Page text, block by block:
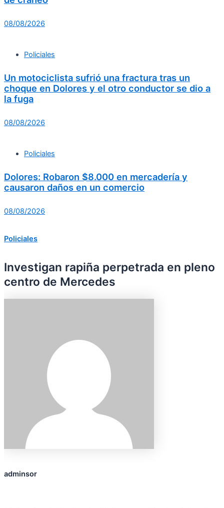
08/08/2026
Policiales
Un motociclista sufrió una fractura tras un
choque en Dolores y el otro conductor se dio a
la fuga
08/08/2026
Policiales
Dolores: Robaron $8.000 en mercadería y
causaron daños en un comercio
08/08/2026
Policiales
Investigan rapiña perpetrada en pleno
centro de Mercedes
adminsor